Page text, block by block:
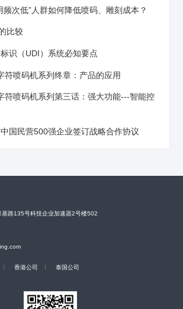
频次低”人群如何降低喷码、雕刻成本？
比较
识（UDI）系统必知要点
符喷码机系列终章：产品的应用
符喷码机系列第三话：强大功能---智能控
国民营500强企业签订战略合作协议
基路135号科技企业加速器2号楼502
香港公司 泰国公司